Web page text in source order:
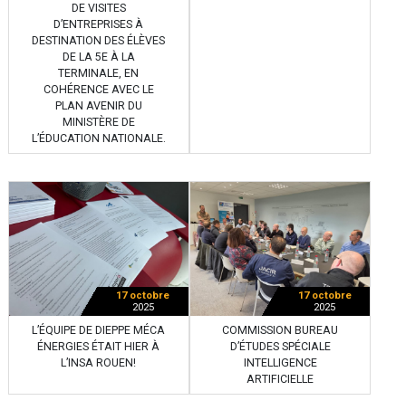
DE VISITES
D’ENTREPRISES À
DESTINATION DES ÉLÈVES
DE LA 5E À LA
TERMINALE, EN
COHÉRENCE AVEC LE
PLAN AVENIR DU
MINISTÈRE DE
L’ÉDUCATION NATIONALE.
17 octobre
2025
L’ÉQUIPE DE DIEPPE MÉCA
ÉNERGIES ÉTAIT HIER À
L’INSA ROUEN!
17 octobre
2025
COMMISSION BUREAU
D’ÉTUDES SPÉCIALE
INTELLIGENCE
ARTIFICIELLE